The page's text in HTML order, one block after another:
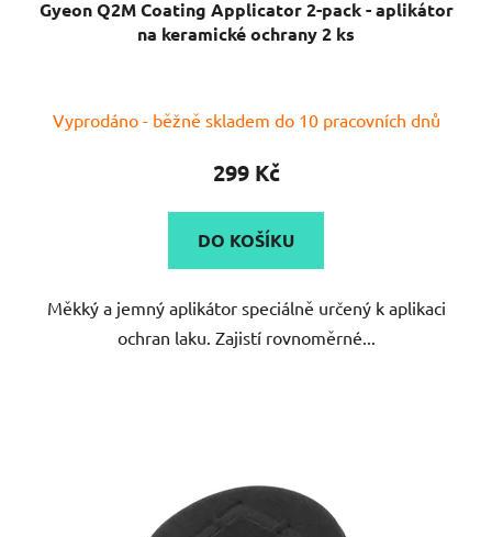
Gyeon Q2M Coating Applicator 2-pack - aplikátor
na keramické ochrany 2 ks
Vyprodáno - běžně skladem do 10 pracovních dnů
299 Kč
DO KOŠÍKU
Měkký a jemný aplikátor speciálně určený k aplikaci
ochran laku. Zajistí rovnoměrné...